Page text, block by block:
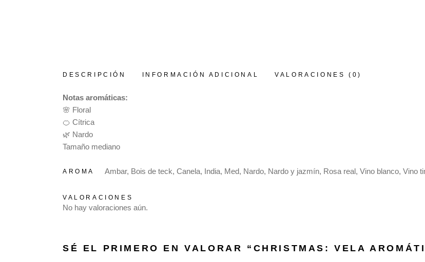
DESCRIPCIÓN INFORMACIÓN ADICIONAL VALORACIONES (0)
Notas aromáticas:
🌸 Floral
🍊 Cítrica
🌿 Nardo
Tamaño mediano
AROMA Ambar, Bois de teck, Canela, India, Med, Nardo, Nardo y jazmín, Rosa real, Vino blanco, Vino
VALORACIONES
No hay valoraciones aún.
SÉ EL PRIMERO EN VALORAR “CHRISTMAS: VELA